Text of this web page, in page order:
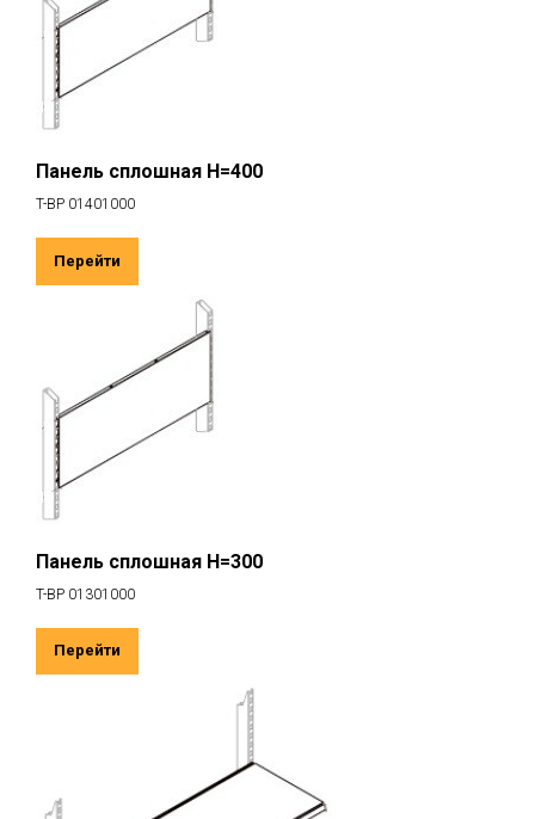
Панель сплошная H=400
T-BP 01401000
Перейти
Панель сплошная H=300
T-BP 01301000
Перейти